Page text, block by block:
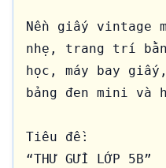
Nền giấy vintage
nhẹ, trang trí
học, máy bay
bảng đen mini và
Tiêu đề:
“THƯ GỬI LỚP 5B”